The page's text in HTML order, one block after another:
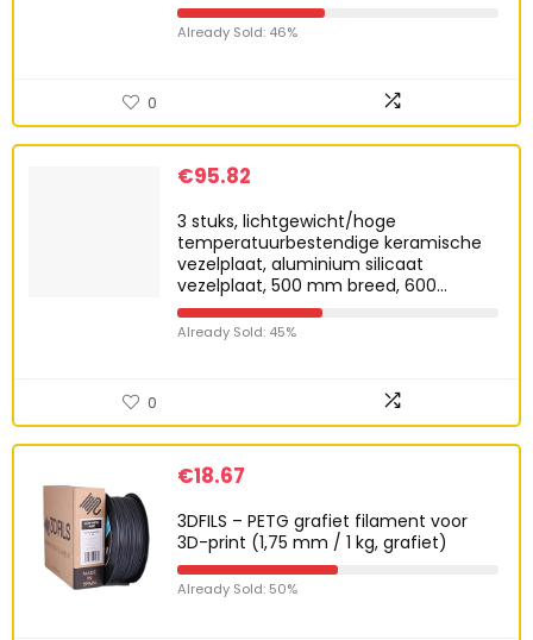
Already Sold: 46%
0
€95.82
3 stuks, lichtgewicht/hoge
temperatuurbestendige keramische
vezelplaat, aluminium silicaat
vezelplaat, 500 mm breed, 600…
Already Sold: 45%
0
€18.67
3DFILS – PETG grafiet filament voor
3D-print (1,75 mm / 1 kg, grafiet)
Already Sold: 50%